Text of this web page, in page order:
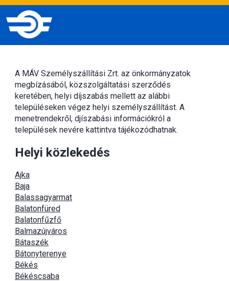
A MÁV Személyszállítási Zrt. az önkormányzatok
megbízásából, közszolgáltatási szerződés
keretében, helyi díjszabás mellett az alábbi
településeken végez helyi személyszállítást. A
menetrendekről, djíszabási információkról a
települések nevére kattintva tájékozódhatnak.
Helyi közlekedés
Ajka
Baja
Balassagyarmat
Balatonfüred
Balatonfűzfő
Balmazújváros
Bátaszék
Bátonyterenye
Békés
Békéscsaba